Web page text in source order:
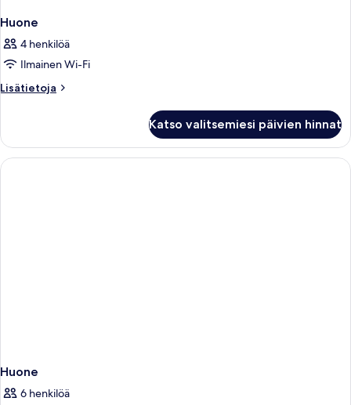
Huone
4 henkilöä
Ilmainen Wi-Fi
Lisätietoja
Lisätietoja
Katso valitsemiesi päivien hinnat
Huone
6 henkilöä